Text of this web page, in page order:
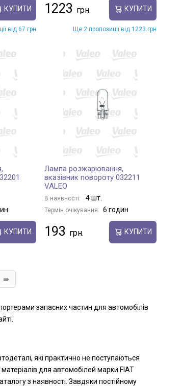
КУПИТИ
від 67 грн
1223 КУПИТИ
Ще 2 пропозиції від 1223 грн
КУПИТИ
Лампа розжарювання,
вказівник повороту 032211
VALEO
В наявності: 4 шт.
Термін очікування: 6 годин
193 КУПИТИ
⇛
запасних частин для автомобілів
які практично не поступаються
для автомобілей марки FIAT
з наявності. Завдяки постійному